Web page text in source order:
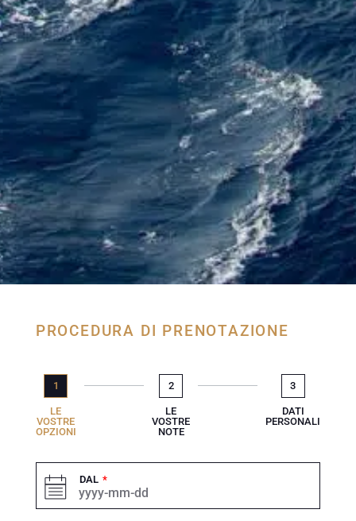
PROCEDURA DI PRENOTAZIONE
1
LE
VOSTRE
OPZIONI
2
LE
VOSTRE
NOTE
3
DATI
PERSONALI
DAL